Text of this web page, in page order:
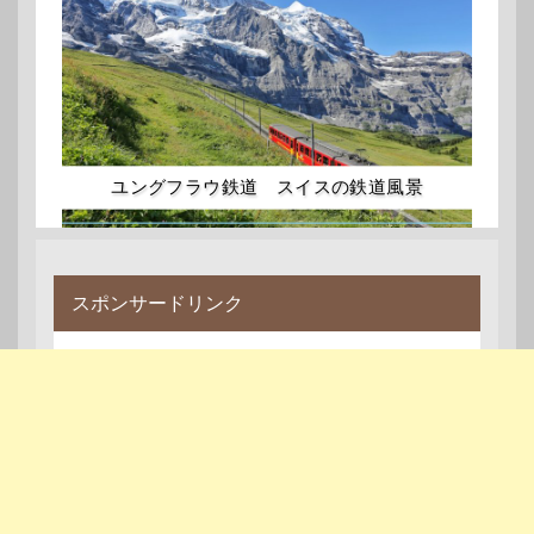
ユングフラウ鉄道 スイスの鉄道風景
スポンサードリンク